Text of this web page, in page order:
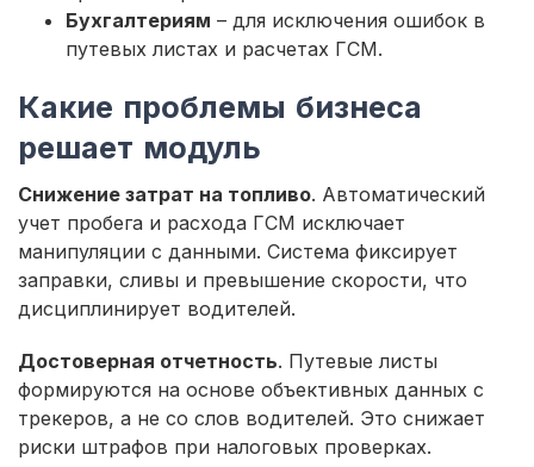
Бухгалтериям – для исключения ошибок в
путевых листах и расчетах ГСМ.
Какие проблемы бизнеса
решает модуль
Снижение затрат на топливо. Автоматический
учет пробега и расхода ГСМ исключает
манипуляции с данными. Система фиксирует
заправки, сливы и превышение скорости, что
дисциплинирует водителей.
Достоверная отчетность. Путевые листы
формируются на основе объективных данных с
трекеров, а не со слов водителей. Это снижает
риски штрафов при налоговых проверках.